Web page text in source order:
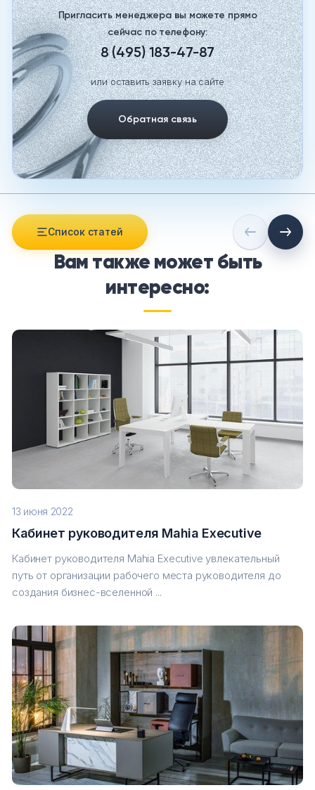
Пригласить менеджера вы можете прямо
сейчас по телефону:
8 (495) 183-47-87
или оставить заявку на сайте
Обратная связь
Список статей
Вам также может быть
интересно:
13 июня 2022
Кабинет руководителя Mahia Executive
Кабинет руководителя Mahia Executive увлекательный
путь от организации рабочего места руководителя до
создания бизнес-вселенной ...